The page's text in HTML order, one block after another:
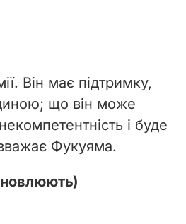
Він має підтримку,
що він може
і буде
Фукуяма.